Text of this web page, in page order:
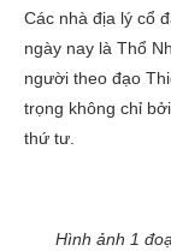
Các nhà địa lý cổ
ngày nay là Thổ
người theo đạo
trọng không chỉ
thứ tư.
Hình ảnh 1